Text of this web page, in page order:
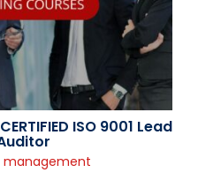
ISO 9001 Lead
management